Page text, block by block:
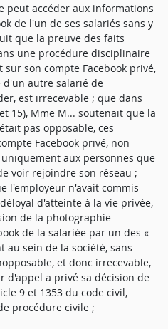
peut accéder aux informations
de l'un de ses salariés sans y
que la preuve des faits
une procédure disciplinaire
son compte Facebook privé,
autre salarié de
est irrecevable ; que dans
15), Mme M... soutenait que la
pas opposable, ces
Facebook privé, non
aux personnes que
voir rejoindre son réseau ;
l'employeur n'avait commis
d'atteinte à la vie privée,
de la photographie
de la salariée par un des «
au sein de la société, sans
et donc irrecevable,
d'appel a privé sa décision de
9 et 1353 du code civil,
procédure civile ;